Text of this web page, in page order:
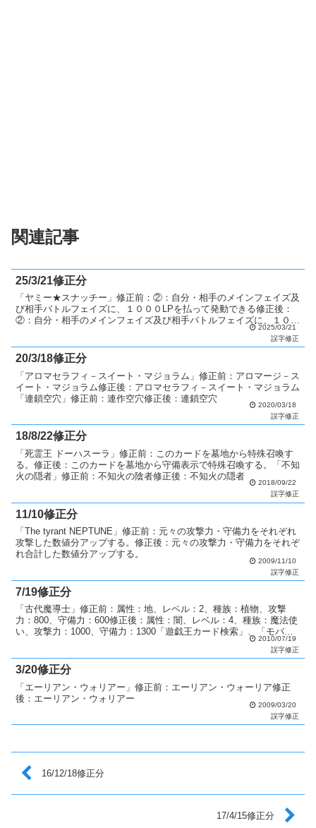
関連記事
25/3/21修正分
「ヤミー★スナッチー」修正前：②：自分・相手のメインフェイズ及
び相手バトルフェイズに、１０００LPを払って発動できる修正後：
②：自分・相手のメインフェイズ及び相手バトルフェイズに、１００
LPを払って発動できる「K９－LC拘束解除」修正前：①... 2025/03/21
誤字修正
20/3/18修正分
「アロマセラフィ－スイート・マジョラム」修正前：アロマージ－ス
イート・マジョラム修正後：アロマセラフィ－スイート・マジョラム
「連鎖空穴」修正前：連作空穴修正後：連鎖空穴
2020/03/18
誤字修正
18/8/22修正分
「死霊王 ドーハスーラ」修正前：このカードを墓地から特殊召喚す
る。修正後：このカードを墓地から守備表示で特殊召喚する。「不知
火の隠者」修正前：不知火の陰者修正後：不知火の隠者
2018/09/22
誤字修正
11/10修正分
「The tyrant NEPTUNE」修正前：元々の攻撃力・守備力をそれぞれ
攻撃した数値分アップする。修正後：元々の攻撃力・守備力をそれぞ
れ合計した数値分アップする。
2009/11/10
誤字修正
7/19修正分
「古代魔導士」修正前：属性：地、レベル：2、種族：植物、攻撃
力：800、守備力：600修正後：属性：闇、レベル：4、種族：魔法使
い、攻撃力：1000、守備力：1300「遊戯王カード検索」、「モバイ
2010/07/19
誤字修正
3/20修正分
「エーリアン・ウォリアー」修正前：エーリアン・ウォーリア修正
後：エーリアン・ウォリアー
2009/03/20
誤字修正
16/12/18修正分
17/4/15修正分